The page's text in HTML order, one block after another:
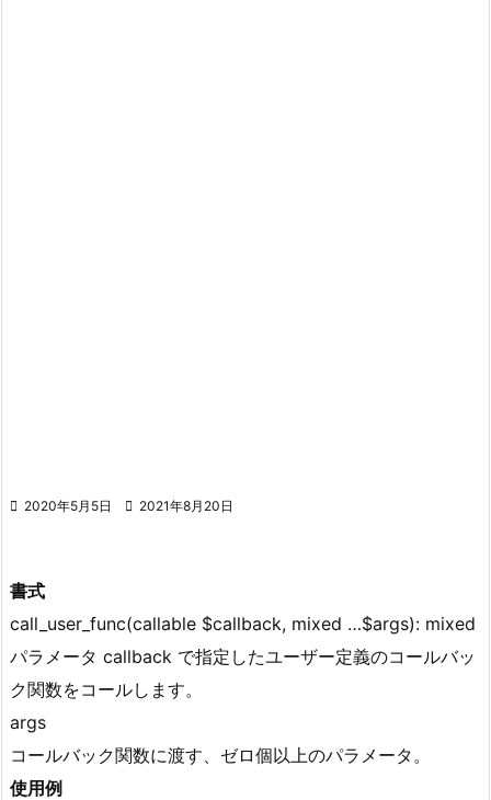
 2020年5月5日  2021年8月20日
書式
call_user_func(callable $callback, mixed …$args): mixed
パラメータ callback で指定したユーザー定義のコールバッ
ク関数をコールします。
args
コールバック関数に渡す、ゼロ個以上のパラメータ。
使用例